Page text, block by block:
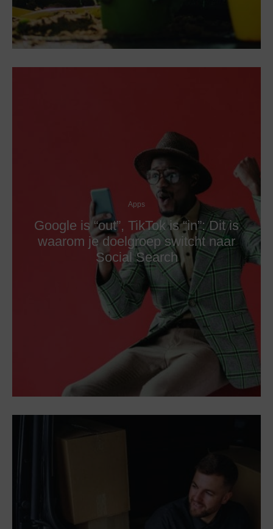
Apps
Google is “out”, TikTok is “in”: Dit is
waarom je doelgroep switcht naar
Social Search